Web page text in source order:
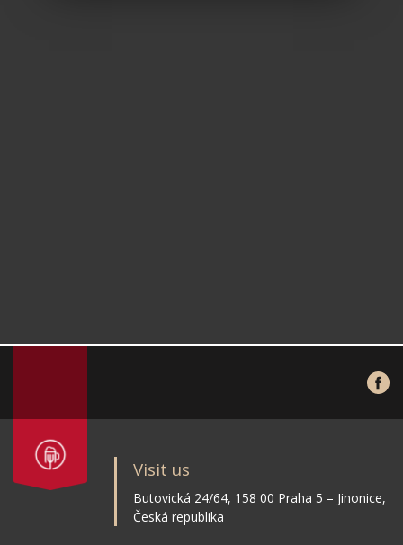
Visit us
Butovická 24/64, 158 00 Praha 5 – Jinonice,
Česká republika